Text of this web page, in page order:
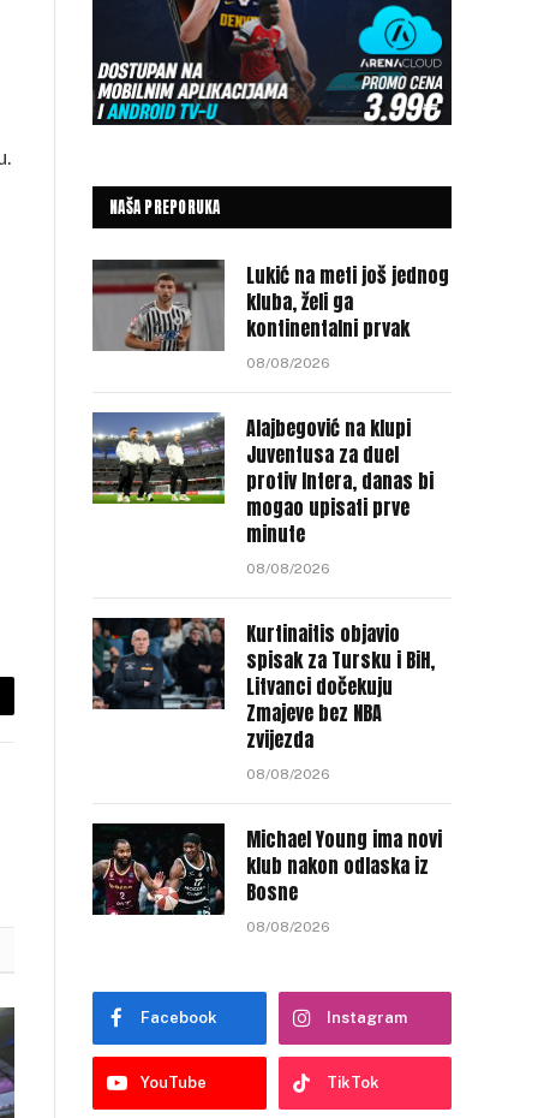
NAŠA PREPORUKA
Lukić na meti još jednog
kluba, želi ga
kontinentalni prvak
08/08/2026
Alajbegović na klupi
Juventusa za duel
protiv Intera, danas bi
mogao upisati prve
minute
08/08/2026
Kurtinaitis objavio
spisak za Tursku i BiH,
Litvanci dočekuju
Zmajeve bez NBA
zvijezda
08/08/2026
Michael Young ima novi
klub nakon odlaska iz
Bosne
08/08/2026
Facebook Instagram
YouTube TikTok